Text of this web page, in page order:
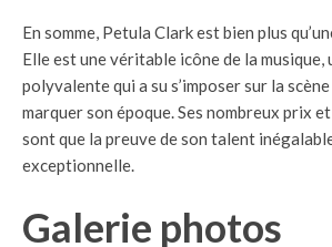
En somme, Petula Clark est bien plus
Elle est une véritable icône de la
polyvalente qui a su s’imposer sur la
marquer son époque. Ses nombreux prix
sont que la preuve de son talent
exceptionnelle.
Galerie photos